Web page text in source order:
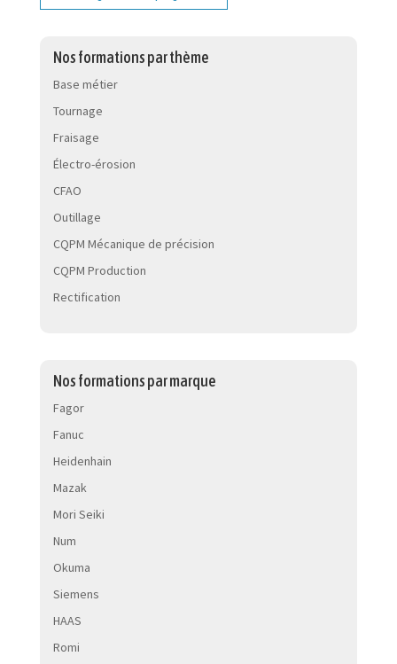
Nos formations par thème
Base métier
Tournage
Fraisage
Électro-érosion
CFAO
Outillage
CQPM Mécanique de précision
CQPM Production
Rectification
Nos formations par marque
Fagor
Fanuc
Heidenhain
Mazak
Mori Seiki
Num
Okuma
Siemens
HAAS
Romi